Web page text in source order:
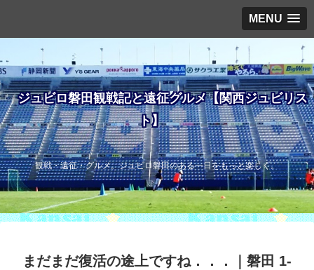
MENU
ジュビロ磐田観戦記と遠征グルメ【関西ジュビリス
ト】
観戦・遠征・グルメ。ジュビロ磐田のある一日をもっと楽しく。
まだまだ復活の途上ですね．．．｜磐田 1-